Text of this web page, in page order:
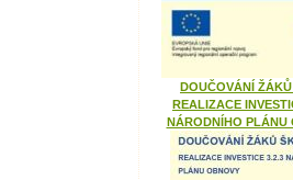
DOUČOVÁNÍ
REALIZACE
NÁRODNÍHO PLÁNU